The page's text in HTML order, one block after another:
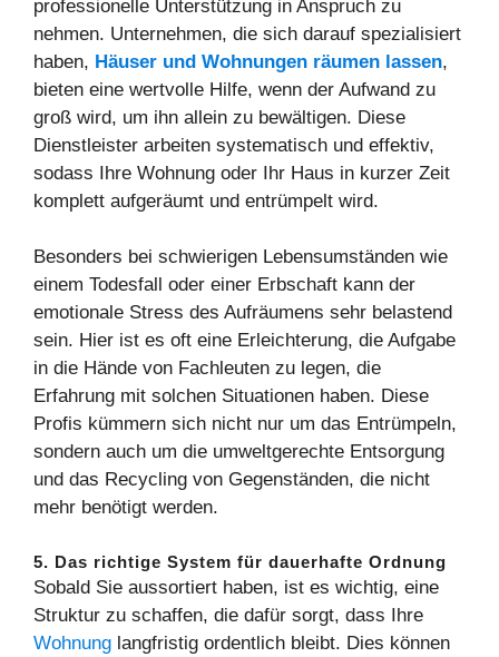
professionelle Unterstützung in Anspruch zu
nehmen. Unternehmen, die sich darauf spezialisiert
haben, Häuser und Wohnungen räumen lassen,
bieten eine wertvolle Hilfe, wenn der Aufwand zu
groß wird, um ihn allein zu bewältigen. Diese
Dienstleister arbeiten systematisch und effektiv,
sodass Ihre Wohnung oder Ihr Haus in kurzer Zeit
komplett aufgeräumt und entrümpelt wird.
Besonders bei schwierigen Lebensumständen wie
einem Todesfall oder einer Erbschaft kann der
emotionale Stress des Aufräumens sehr belastend
sein. Hier ist es oft eine Erleichterung, die Aufgabe
in die Hände von Fachleuten zu legen, die
Erfahrung mit solchen Situationen haben. Diese
Profis kümmern sich nicht nur um das Entrümpeln,
sondern auch um die umweltgerechte Entsorgung
und das Recycling von Gegenständen, die nicht
mehr benötigt werden.
5. Das richtige System für dauerhafte Ordnung
Sobald Sie aussortiert haben, ist es wichtig, eine
Struktur zu schaffen, die dafür sorgt, dass Ihre
Wohnung langfristig ordentlich bleibt. Dies können